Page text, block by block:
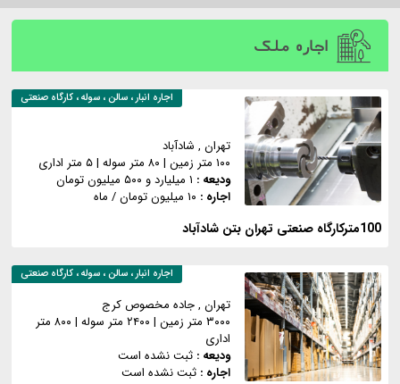
اجاره ملک
اجاره انبار ، سالن ، سوله ، کارگاه صنعتی
تهران , شادآباد
۱۰۰ متر زمین
| ۸۰ متر سوله |۵ متر اداری
ودیعه :
اجاره : ۱۰ میلیون تومان / ماه
100مترکارگاه صنعتی تهران بتن شادآباد
اجاره انبار ، سالن ، سوله ، کارگاه صنعتی
تهران , جاده مخصوص کرج
۳۰۰۰ متر زمین
| ۲۴۰۰ متر سوله |
۸۰۰ متر
اداری
ودیعه : ثبت نشده است
اجاره : ثبت نشده است